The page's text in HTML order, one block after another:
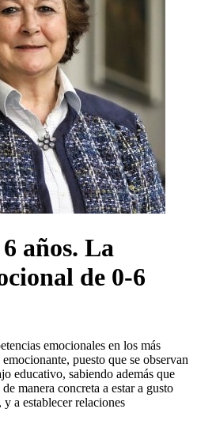
años. La
de 0-6
emocionales en los más
puesto que se observan
educativo, sabiendo además que
manera concreta a estar a gusto
a establecer relaciones